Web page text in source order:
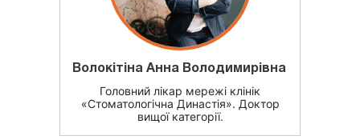
Волокітіна Анна Володимирівна
Головний лікар мережі клінік
«Стоматологічна Династія». Доктор
вищої категорії.